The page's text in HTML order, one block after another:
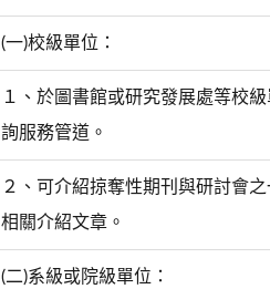
(一)校級單位：
１、於圖書館或研究發展處等校
詢服務管道。
２、可介紹掠奪性期刊與研討會
相關介紹文章。
(二)系級或院級單位：